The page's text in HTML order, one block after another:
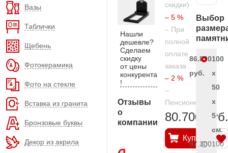
Вазы
Таблички
Щебень
Фотокерамика
Фото на стекле
Вставка из гранита
Бронзовые буквы
Декор из акрила
Нашли
дешевле?
Сделаем
скидку
от цены
конкурента
!
Отзывы
о
компании
скидки)
– 5 %
– При
полной
оплате
заказа
– 2 %
–
Пенсионерам
80.700 руб.
Купить
Выбор
86.800
руб.
100
x
50
x
5
см.
97.300100